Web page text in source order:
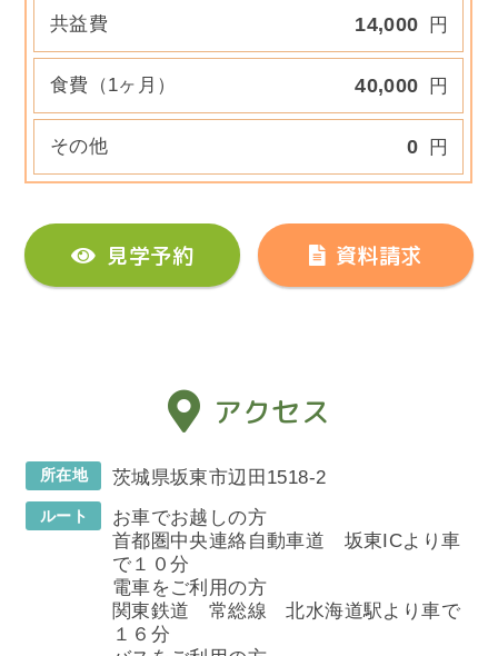
共益費 14,000 円
食費（1ヶ月） 40,000 円
その他 0 円
見学予約 資料請求
アクセス
所在地 茨城県坂東市辺田1518-2
ルート
お車でお越しの方
首都圏中央連絡自動車道 坂東ICより車
で１０分
電車をご利用の方
関東鉄道 常総線 北水海道駅より車で
１６分